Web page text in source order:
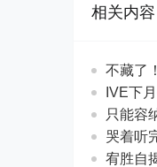
相关内容
不藏了
IVE下
只能容
哭着听
宥胜自